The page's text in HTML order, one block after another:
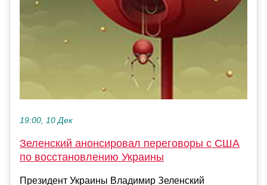
19:00, 10 Дек
Зеленский анонсировал переговоры с США
по восстановлению Украины
Президент Украины Владимир Зеленский